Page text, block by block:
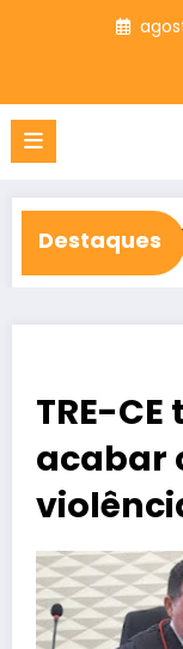
Destaques
para atender
TRE-
acabar